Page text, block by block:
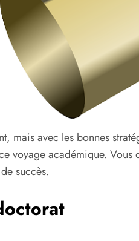
mais avec les bonnes
voyage académique.
succès.